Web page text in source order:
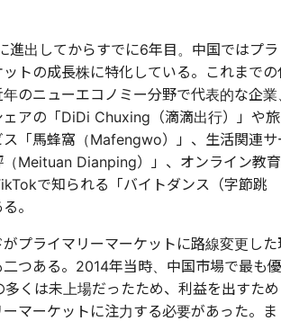
進出してからすでに6年目。中国ではプラ
トの成長株に特化している。これまでの
のニューエコノミー分野で代表的な企業
アの「DiDi Chuxing（滴滴出行）」や旅
「馬蜂窩（Mafengwo）」、生活関連サ
（Meituan Dianping）」、オンライン教育
で知られる「バイトダンス（字節跳
。
プライマリーマーケットに路線変更した
つある。2014年当時、中国市場で最も優
くは未上場だったため、利益を出すため
マーケットに注力する必要があった。ま